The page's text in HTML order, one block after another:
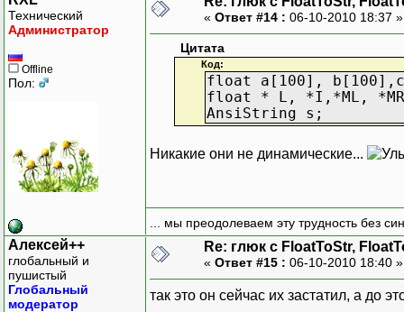
Технический
Администратор
Offline
Пол:
« Ответ #14 : 06-10-2010 18:37
Цитата
Код:
float a[100],
float * L, *I,*ML,
AnsiString s;
Никакие они не динамические...
... мы преодолеваем эту трудность без
Алексей++
глобальный и
пушистый
Глобальный
модератор
Re: глюк с FloatToStr,
« Ответ #15 : 06-10-2010 18:40
так это он сейчас их застатил, а до